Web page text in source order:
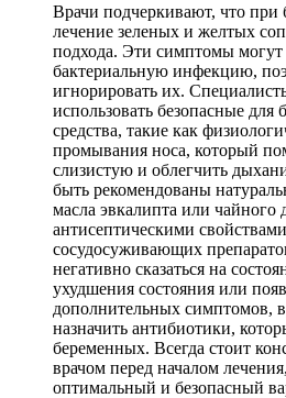
Врачи подчеркивают, что при
лечение зеленых и желтых
подхода. Эти симптомы могут
бактериальную инфекцию,
игнорировать их.
использовать безопасные для
средства, такие как
промывания носа, который
слизистую и облегчить
быть рекомендованы
масла эвкалипта или чайного
антисептическими
сосудосуживающих
негативно сказаться на
ухудшения состояния или
дополнительных симптомов,
назначить антибиотики,
беременных. Всегда стоит
врачом перед началом
оптимальный и безопасный